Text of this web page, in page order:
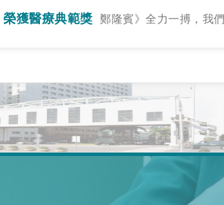
獲醫療典範獎
鄭隆賓》全力一搏，我們